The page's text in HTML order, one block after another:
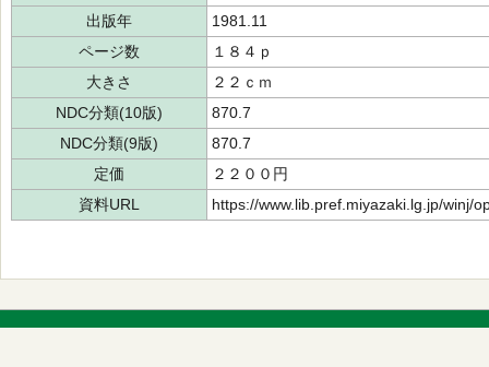
出版年
1981.11
ページ数
１８４ｐ
大きさ
２２ｃｍ
NDC分類(10版)
870.7
NDC分類(9版)
870.7
定価
２２００円
資料URL
https://www.lib.pref.miyazaki.lg.jp/winj/